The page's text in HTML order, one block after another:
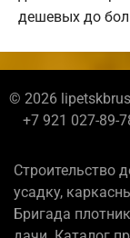
дешевых до
© 2026
+7 921 027-89-
Строительство
усадку,
Бригада